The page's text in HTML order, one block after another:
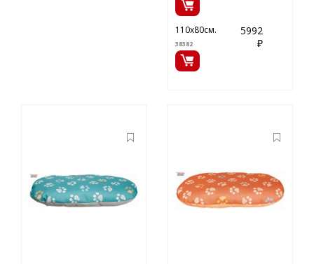
110х80см.
38382
5992
₽